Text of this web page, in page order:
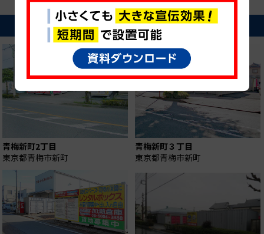
近隣の貸し看板
青梅新町2丁目
東京都青梅市新町
青梅新町３丁目
東京都青梅市新町